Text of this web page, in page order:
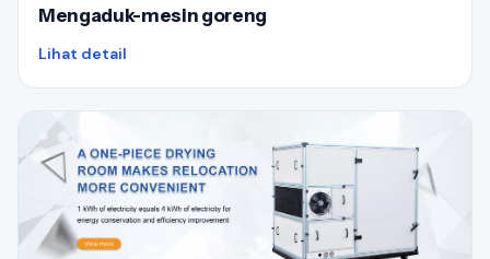
Mengaduk-mesin goreng
Lihat detail